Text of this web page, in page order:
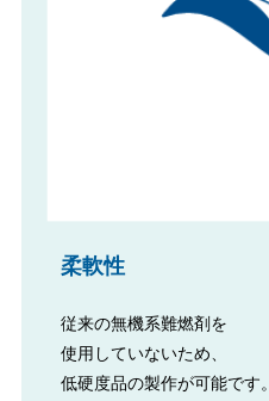
柔軟性
従来の無機系難燃剤を
使用していないため、
低硬度品の製作が可能です。